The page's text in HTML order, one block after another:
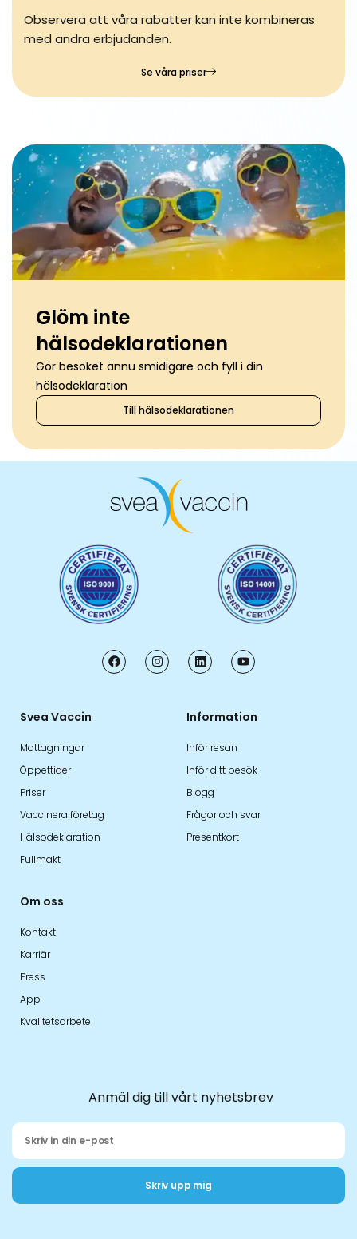
Observera att våra rabatter kan inte kombineras
med andra erbjudanden.
Se våra priser
Glöm inte
hälsodeklarationen
Gör besöket ännu smidigare och fyll i din
hälsodeklaration
Till hälsodeklarationen
Svea Vaccin
Mottagningar
Öppettider
Priser
Vaccinera företag
Hälsodeklaration
Fullmakt
Information
Inför resan
Inför ditt besök
Blogg
Frågor och svar
Presentkort
Om oss
Kontakt
Karriär
Press
App
Kvalitetsarbete
Anmäl dig till vårt nyhetsbrev
Skriv upp mig